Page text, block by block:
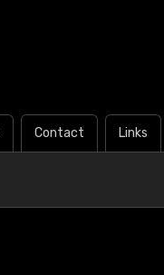
Contact Links